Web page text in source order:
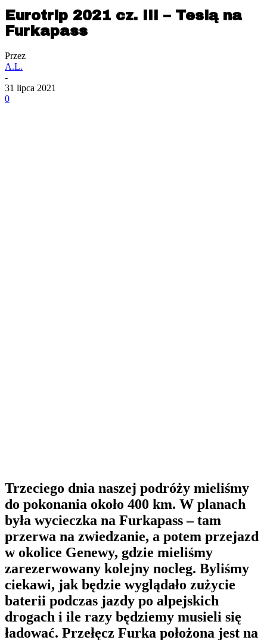
Eurotrip 2021 cz. III – Teslą na
Furkapass
Przez
A.L.
-
31 lipca 2021
0
Trzeciego dnia naszej podróży mieliśmy
do pokonania około 400 km. W planach
była wycieczka na Furkapass – tam
przerwa na zwiedzanie, a potem przejazd
w okolice Genewy, gdzie mieliśmy
zarezerwowany kolejny nocleg. Byliśmy
ciekawi, jak będzie wyglądało zużycie
baterii podczas jazdy po alpejskich
drogach i ile razy będziemy musieli się
ładować. Przełęcz Furka położona jest na